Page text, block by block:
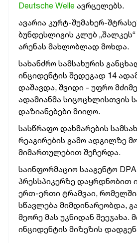
Deutsche Welle ავრცელებს.
ავარია კურტ-შუმახერ-
ბუნდესლიგის კლუბ
არენას მახლობლად მოხდა.
სახანძრო სამსახურის
ინციდენტის შედეგად 14
დაშავდა, შვიდი - უფრო
ადამიანმა სიცოცხლისთვის
დაზიანებები მიიღო.
სასწრაფო დახმარების
რეაგირების გამო ადგილზე
მიმართულებით შეჩერდა.
საინფორმაციო სააგენტო
პრესსპიკერზე დაყრდნობით
ერთ-ერთი ტრამვაი,
სწავლება მიმდინარეობდა,
მეორე მას უკნიდან შეეჯახა.
ინციდენტის მიზეზის